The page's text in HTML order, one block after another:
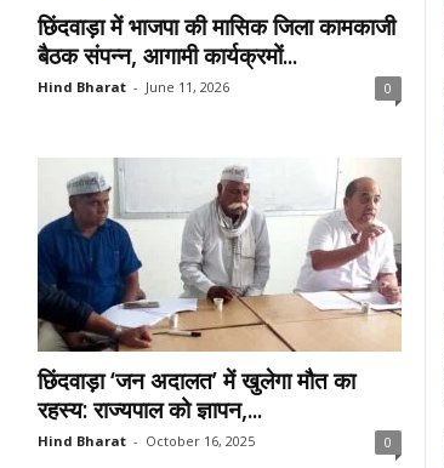
छिंदवाड़ा में भाजपा की मासिक जिला कामकाजी
बैठक संपन्न, आगामी कार्यक्रमों...
Hind Bharat - June 11, 2026 0
छिंदवाड़ा ‘जन अदालत’ में खुलेगा मौत का
रहस्य: राज्यपाल को ज्ञापन,...
Hind Bharat - October 16, 2025 0